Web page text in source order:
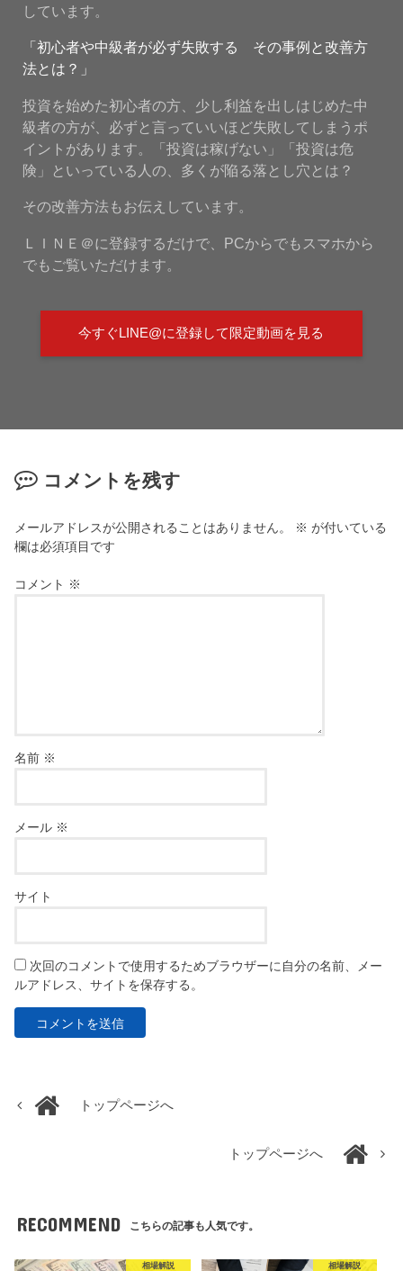
しています。
「初心者や中級者が必ず失敗する その事例と改善方
法とは？」
投資を始めた初心者の方、少し利益を出しはじめた中
級者の方が、必ずと言っていいほど失敗してしまうポ
イントがあります。「投資は稼げない」「投資は危
険」といっている人の、多くが陥る落とし穴とは？
その改善方法もお伝えしています。
ＬＩＮＥ＠に登録するだけで、PCからでもスマホから
でもご覧いただけます。
今すぐLINE@に登録して限定動画を見る
コメントを残す
メールアドレスが公開されることはありません。 ※ が付いている
欄は必須項目です
コメント ※
名前 ※
メール ※
サイト
次回のコメントで使用するためブラウザーに自分の名前、メー
ルアドレス、サイトを保存する。
トップページへ
トップページへ
RECOMMEND こちらの記事も人気です。
相場解説 相場解説